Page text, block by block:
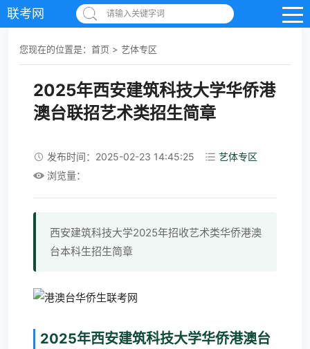
联考网 请输入关键字词
您现在的位置是： 首页 > 艺体专区
2025年西安建筑科技大学华侨港
澳台联招艺术类招生简章
发布时间：2025-02-23 14:45:25
艺体专区
浏览量：
西安建筑科技大学2025年招收艺术类华侨港澳
台本科生招生简章
2025年西安建筑科技大学华侨港澳台